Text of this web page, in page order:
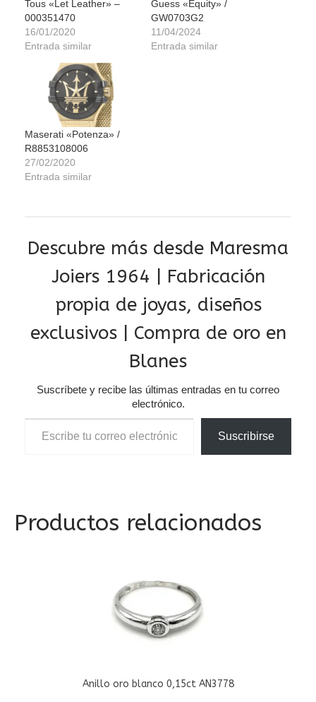
Tous «Let Leather» –
000351470
16/01/2020
Entrada similar
Guess «Equity» /
GW0703G2
11/04/2024
Entrada similar
Maserati «Potenza» /
R8853108006
27/02/2020
Entrada similar
Descubre más desde Maresma
Joiers 1964 | Fabricación
propia de joyas, diseños
exclusivos | Compra de oro en
Blanes
Suscríbete y recibe las últimas entradas en tu correo
electrónico.
Escribe tu correo electrónico…
Suscribirse
Productos relacionados
Anillo oro blanco 0,15ct AN3778